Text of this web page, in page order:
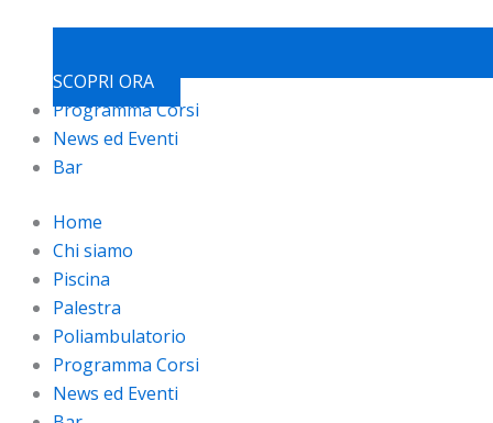
SCOPRI ORA
Programma Corsi
News ed Eventi
Bar
Home
Chi siamo
Piscina
Palestra
Poliambulatorio
Programma Corsi
News ed Eventi